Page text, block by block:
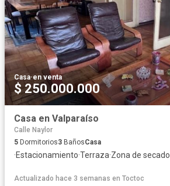
Casa·en venta
$ 250.000.000
Casa en Valparaíso
Calle Naylor
5 Dormitorios3 BañosCasa
·Estacionamiento·Terraza·Zona de secado
Actualizado hace 3 semanas en Toctoc